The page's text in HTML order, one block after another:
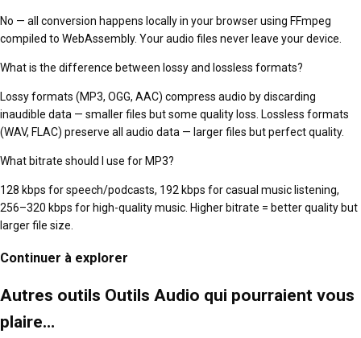
No — all conversion happens locally in your browser using FFmpeg
compiled to WebAssembly. Your audio files never leave your device.
What is the difference between lossy and lossless formats?
Lossy formats (MP3, OGG, AAC) compress audio by discarding
inaudible data — smaller files but some quality loss. Lossless formats
(WAV, FLAC) preserve all audio data — larger files but perfect quality.
What bitrate should I use for MP3?
128 kbps for speech/podcasts, 192 kbps for casual music listening,
256–320 kbps for high-quality music. Higher bitrate = better quality but
larger file size.
Continuer à explorer
Autres outils Outils Audio qui pourraient vous
plaire…